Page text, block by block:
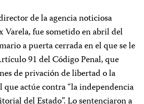
de la agencia noticiosa
Varela, fue sometido en abril del
a puerta cerrada en el que se le
91 del Código Penal, que
de privación de libertad o la
actúe contra “la independencia